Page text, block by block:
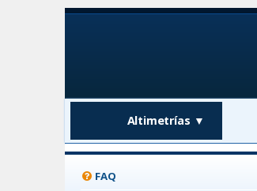
Altimetrías ▼
FAQ